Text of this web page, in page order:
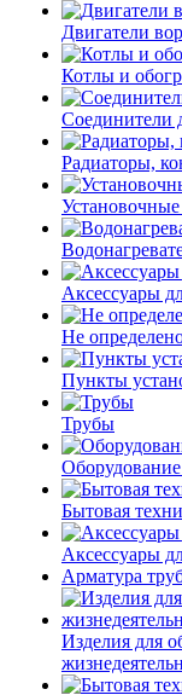
Двигатели
Котлы и
Соединители
Радиаторы,
Аксессуары
Не
Пункты
Трубы
Бытовая
Аксессуары
Арматура
Изделия для